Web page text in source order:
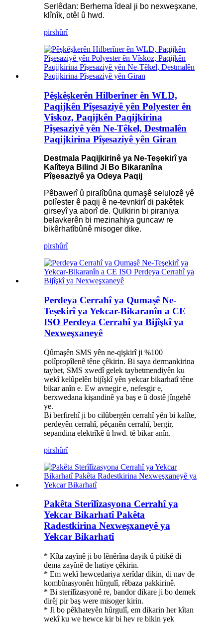
Serlêdan: Berhema îdeal ji bo nexweşxane,
klînîk, otêl û hwd.
pirshûrî
Pêşkêşkerên Hilberîner ên WLD,
Paqijkên Pîşesaziyê yên Polyester ên
Vîskoz, Paqijkên Paqijkirina
Pîşesaziyê yên Ne-Têkel, Destmalên
Paqijkirina Pîşesaziyê yên Giran
Destmala Paqijkirinê ya Ne-Teşekirî ya
Kalîteya Bilind Ji Bo Bikaranîna
Pîşesaziyê ya Odeya Paqij
Pêbawerî û piralîbûna qumaşê selulozê yê
polîester ê paqij ê ne-tevnkirî di pakêtek
girseyî ya aborî de. Qulkirin bi piraniya
belavkerên bi mezinahiya guncaw re
bikêrhatîbûnê misoger dike.
pirshûrî
Perdeya Cerrahî ya Qumaşê Ne-
Teşekirî ya Yekcar-Bikaranîn a CE
ISO Perdeya Cerrahî ya Bijîşkî ya
Nexweşxaneyê
Qûmaşên SMS yên ne-qişkirî ji %100
polîpropîlenê têne çêkirin. Bi saya dermankirina
taybet, SMS xwedî gelek taybetmendiyên ku
wekî kelûpelên bijîşkî yên yekcar bikarhatî têne
bikar anîn e. Ew avnegir e, nefesgir e,
berxwedana kişandinê ya baş e û dostê jîngehê
ye.
Bi berfirehî ji bo cilûbergên cerrahî yên bi kalîte,
perdeyên cerrahî, pêçanên cerrahî, bergir,
sepandina elektrîkê û hwd. tê bikar anîn.
pirshûrî
Pakêta Sterîlîzasyona Cerrahî ya
Yekcar Bikarhatî Pakêta
Radestkirina Nexweşxaneyê ya
Yekcar Bikarhatî
* Kîta zayînê ji bo lênêrîna dayik û pitikê di
dema zayînê de hatiye çêkirin.
* Em wekî hewcedariya xerîdar dikin, di nav de
kombînasyonên hûrgulî, rêbaza pakkirinê.
* Bi sterilîzasyonê re, bandor dikare ji bo demek
dirêj pir baş were misoger kirin.
* Ji bo pêkhateyên hûrgulî, em dikarin her kîtan
wekî ku we hewce kir bi hev re bikin yek